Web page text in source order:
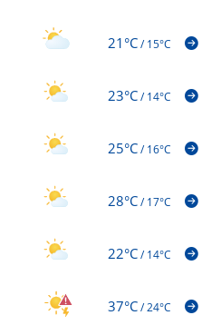
21°C/15°C
23°C/14°C
25°C/16°C
28°C/17°C
22°C/14°C
37°C/24°C